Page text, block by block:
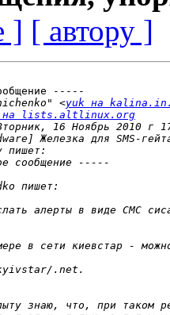
] [ автору ]
-----
<yuk на
на lists.altlinux.org